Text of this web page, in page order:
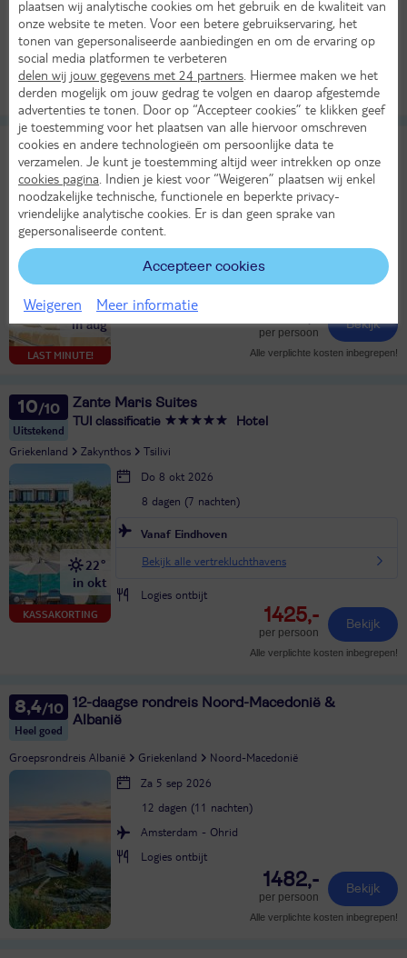
LAST MINUTE!
38°
in sep
Logies ontbijt
per persoon
Alle verplichte kosten inbegrepen!
8,8
Heel goed
Welcome Hotel Meschede
TUI classificatie Hotel
Duitsland Nordrhein-Westfalen Sauerland Meschede
LAST MINUTE!
21°
in aug
Za 15 aug 2026
Eigen vervoer
per persoon
Bekijk
Alle verplichte kosten inbegrepen!
10
Uitstekend
Zante Maris Suites
TUI classificatie Hotel
Griekenland Zakynthos Tsilivi
KASSAKORTING
22°
in okt
Do 8 okt 2026
8 dagen (7 nachten)
Vanaf Eindhoven
Bekijk alle vertrekluchthavens
Logies ontbijt
1425,-
per persoon
Bekijk
Alle verplichte kosten inbegrepen!
8,4
Heel goed
12-daagse rondreis Noord-Macedonië &
Albanië
Groepsrondreis Albanië Griekenland
Noord-Macedonië
Za 5 sep 2026
12 dagen (11 nachten)
Amsterdam - Ohrid
Logies ontbijt
1482,-
per persoon
Bekijk
Alle verplichte kosten inbegrepen!
plaatsen wij analytische cookies om het gebruik en de kwaliteit van
onze website te meten. Voor een betere gebruikservaring, het
tonen van gepersonaliseerde aanbiedingen en om de ervaring op
social media platformen te verbeteren
delen wij jouw gegevens met 24 partners . Hiermee maken we het
derden mogelijk om jouw gedrag te volgen en daarop afgestemde
advertenties te tonen. Door op “Accepteer cookies” te klikken geef
je toestemming voor het plaatsen van alle hiervoor omschreven
cookies en andere technologieën om persoonlijke data te
verzamelen. Je kunt je toestemming altijd weer intrekken op onze
cookies pagina . Indien je kiest voor “Weigeren” plaatsen wij enkel
noodzakelijke technische, functionele en beperkte privacy-
vriendelijke analytische cookies. Er is dan geen sprake van
gepersonaliseerde content.
Accepteer cookies
Weigeren Meer informatie